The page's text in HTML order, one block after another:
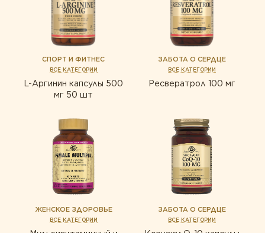
СПОРТ И ФИТНЕС
ВСЕ КАТЕГОРИИ
L-Аргинин капсулы 500
мг 50 шт
ЗАБОТА О СЕРДЦЕ
ВСЕ КАТЕГОРИИ
Ресвератрол 100 мг
ЖЕНСКОЕ ЗДОРОВЬЕ
ВСЕ КАТЕГОРИИ
ЗАБОТА О СЕРДЦЕ
ВСЕ КАТЕГОРИИ